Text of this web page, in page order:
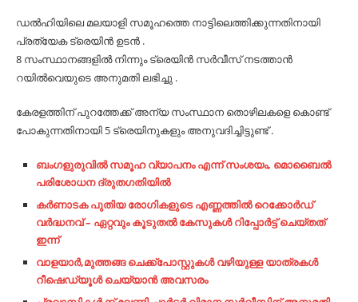
ഡൽഹിയിലെ മലയാളി സമൂഹത്തെ നാട്ടിലെത്തിക്കുന്നതിനായി
പ്രത്യേക ട്രെയിൻ ഉടൻ .
8 സംസ്ഥാനങ്ങളിൽ നിന്നും ട്രെയിൻ സർവീസ് നടത്താൻ
റയിൽവെയുടെ അനുമതി ലഭിച്ചു .
കേരളത്തിന് പുറത്തേക്ക് അന്യ സംസ്ഥാന തൊഴിലകളെ കൊണ്ട്
പോകുന്നതിനായി 5 ട്രെയിനുകളും അനുവദിച്ചിട്ടുണ്ട് .
ബംഗളുരുവിൽ സമൂഹ വ്യാപനം എന്ന് സംശയം, മൊബൈൽ
പരിശോധന ദ്രുതഗതിയിൽ
കർണാടക പുതിയ രോഗികളുടെ എണ്ണത്തിൽ റെക്കോർഡ്
വർദ്ധനവ് – ഏറ്റവും കൂടുതൽ കേസുകൾ റിപ്പോർട്ട് ചെയ്തത്
ഇന്ന്
വാളയാർ,മുത്തങ്ങ ചെക്ക്പോസ്റ്റുകൾ വഴിയുള്ള യാത്രകൾ
റീഷെഡ്യൂൾ ചെയ്യാൻ അവസരം